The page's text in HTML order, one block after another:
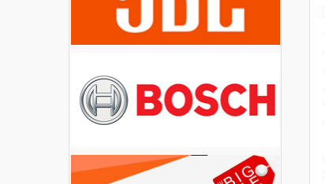
Loa Party House PH10
Loa Party House AP12
Loa Party House AP10